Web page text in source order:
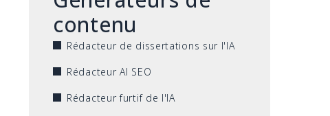
contenu
Rédacteur de dissertations sur l'IA
Rédacteur AI SEO
Rédacteur furtif de l'IA